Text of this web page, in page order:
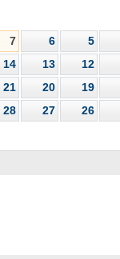
5
6
7
12
13
14
19
20
21
26
27
28